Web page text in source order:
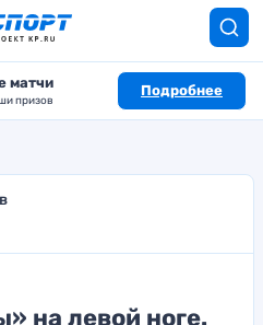
матчи
призов
Подробнее
на левой ноге.